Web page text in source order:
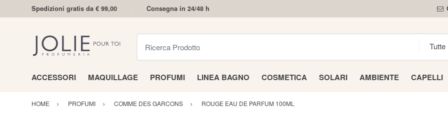
Spedizioni gratis da € 99,00 Consegna in 24/48 h
ACCESSORI MAQUILLAGE PROFUMI LINEA BAGNO COSMETICA SOLARI AMBIENTE CAPELLI
HOME PROFUMI COMME DES GARCONS ROUGE EAU DE PARFUM 100ML